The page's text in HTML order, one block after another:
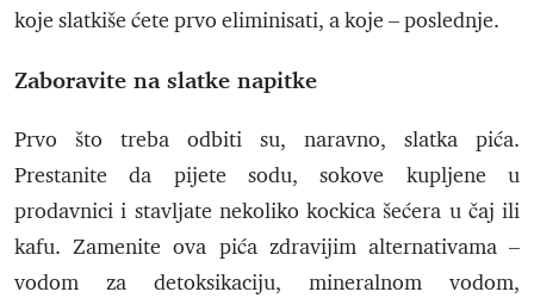
koje slatkiše ćete prvo eliminisati, a koje – poslednje.
Zaboravite na slatke napitke
Prvo što treba odbiti su, naravno, slatka pića.
Prestanite da pijete sodu, sokove kupljene u
prodavnici i stavljate nekoliko kockica šećera u čaj ili
kafu. Zamenite ova pića zdravijim alternativama –
vodom za detoksikaciju, mineralnom vodom,